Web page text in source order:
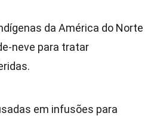
da América do Norte
neve para tratar
em infusões para